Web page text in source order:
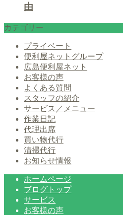
由
カテゴリー
プライベート
便利屋ネットグループ
広島便利屋ネット
お客様の声
よくある質問
スタッフの紹介
サービス／メニュー
作業日記
代理出席
買い物代行
清掃代行
お知らせ情報
ホームページ
ブログトップ
サービス
お客様の声